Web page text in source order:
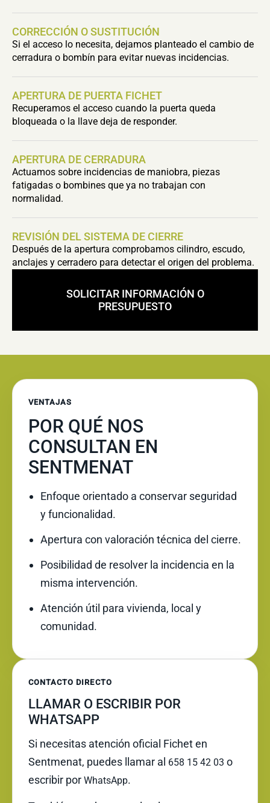
CORRECCIÓN O SUSTITUCIÓN
Si el acceso lo necesita, dejamos planteado el cambio de
cerradura o bombín para evitar nuevas incidencias.
APERTURA DE PUERTA FICHET
Recuperamos el acceso cuando la puerta queda
bloqueada o la llave deja de responder.
APERTURA DE CERRADURA
Actuamos sobre incidencias de maniobra, piezas
fatigadas o bombines que ya no trabajan con
normalidad.
REVISIÓN DEL SISTEMA DE CIERRE
Después de la apertura comprobamos cilindro, escudo,
anclajes y cerradero para detectar el origen del problema.
SOLICITAR INFORMACIÓN O
PRESUPUESTO
VENTAJAS
POR QUÉ NOS
CONSULTAN EN
SENTMENAT
Enfoque orientado a conservar seguridad
y funcionalidad.
Apertura con valoración técnica del cierre.
Posibilidad de resolver la incidencia en la
misma intervención.
Atención útil para vivienda, local y
comunidad.
CONTACTO DIRECTO
LLAMAR O ESCRIBIR POR
WHATSAPP
Si necesitas atención oficial Fichet en
Sentmenat, puedes llamar al 658 15 42 03 o
escribir por WhatsApp.